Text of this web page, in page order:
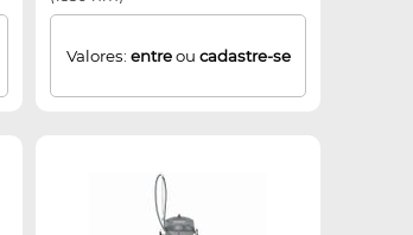
Valores: entreou cadastre-se